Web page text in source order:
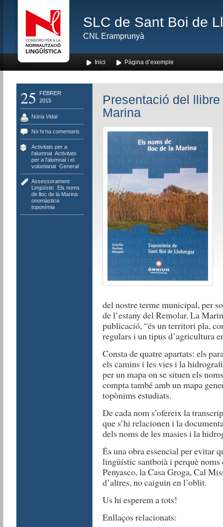
SLC de Sant Boi de
CNL Eramprunyà
Inici Pàgina d’exemple
25
FEBRER
2015
Núria Vidal
No hi ha comentaris
Activitats per a
l'alumnat, Activitats
per a l'alumnat i el
voluntariat, General
Assessorament
Lingüístic
Els noms
de lloc de la Marina,
onomàstica,
toponímia
Presentació del
Marina
del nostre terme municipal, per
de l’estany del Remolar. La
publicació, “és un territori pla,
regulars i un tipus d’agricultura
Consta de quatre apartats: els
els camins i les vies i la
per un mapa on se situen els
compta també amb un mapa
topònims estudiats.
De cada nom s’ofereix la
que s’hi relacionen i la
dels noms de les masies i la
És una obra essencial per evitar
lingüístic santboià i perquè
Penyasco, la Casa Groga, Cal
d’altres, no caiguin en l’oblit.
Us hi esperem a tots!
Enllaços relacionats: